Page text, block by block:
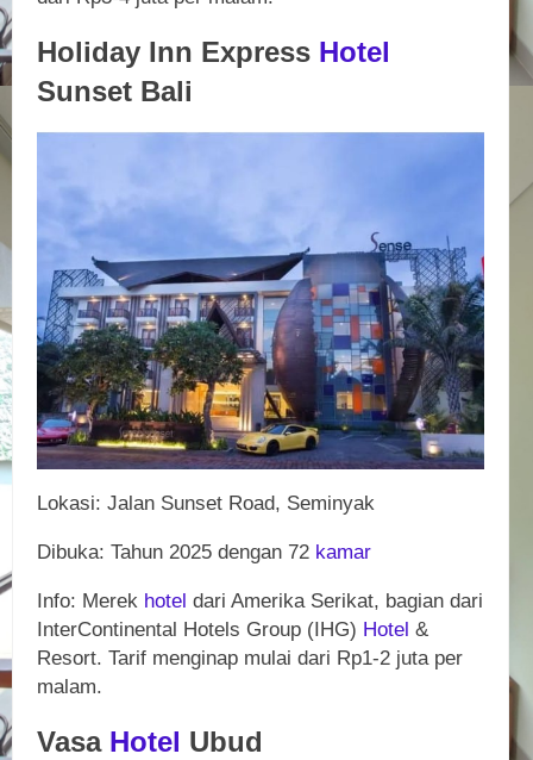
Holiday Inn Express Hotel
Sunset Bali
Lokasi: Jalan Sunset Road, Seminyak
Dibuka: Tahun 2025 dengan 72 kamar
Info: Merek hotel dari Amerika Serikat, bagian dari
InterContinental Hotels Group (IHG) Hotel &
Resort. Tarif menginap mulai dari Rp1-2 juta per
malam.
Vasa Hotel Ubud